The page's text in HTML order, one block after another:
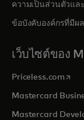
ความเป็นส่วนตัวแล
ข้อบังคับองค์กรที่มีผ
เว็บไซต์ของ
Priceless.com
Mastercard
Mastercard